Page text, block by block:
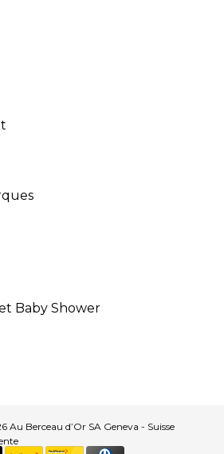
Baby Shower
Au Berceau d’Or SA Geneva - Suisse